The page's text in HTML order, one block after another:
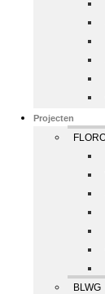
Projecten
BLWG